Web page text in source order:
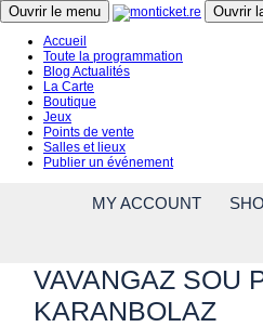
Ouvrir le menu Ouvrir
Close menu
Accueil
Toute la programmation
Blog Actualités
La Carte
Boutique
Jeux
Points de vente
Salles et lieux
Publier un événement
MY ACCOUNT
VAVANGAZ SOU
KARANBOLAZ